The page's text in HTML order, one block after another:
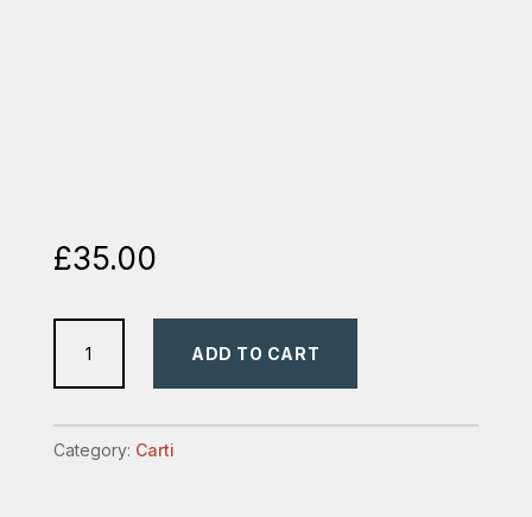
£35.00
romane
-
ADD TO CART
Category: Carti